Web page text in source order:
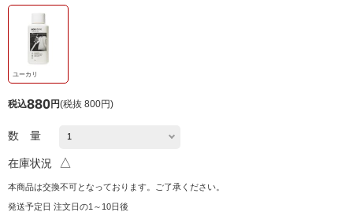
ユーカリ
税込880円(税抜 800円)
数 量
在庫状況 △
本商品は交換不可となっております。ご了承ください。
発送予定日 注文日の1～10日後